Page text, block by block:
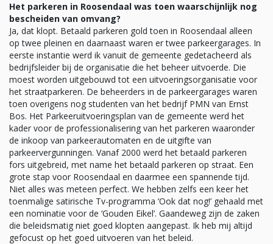
Het parkeren in Roosendaal was toen waarschijnlijk nog
bescheiden van omvang?
Ja, dat klopt. Betaald parkeren gold toen in Roosendaal alleen
op twee pleinen en daarnaast waren er twee parkeergarages. In
eerste instantie werd ik vanuit de gemeente gedetacheerd als
bedrijfsleider bij de organisatie die het beheer uitvoerde. Die
moest worden uitgebouwd tot een uitvoeringsorganisatie voor
het straatparkeren. De beheerders in de parkeergarages waren
toen overigens nog studenten van het bedrijf PMN van Ernst
Bos. Het Parkeeruitvoeringsplan van de gemeente werd het
kader voor de professionalisering van het parkeren waaronder
de inkoop van parkeerautomaten en de uitgifte van
parkeervergunningen. Vanaf 2000 werd het betaald parkeren
fors uitgebreid, met name het betaald parkeren op straat. Een
grote stap voor Roosendaal en daarmee een spannende tijd.
Niet alles was meteen perfect. We hebben zelfs een keer het
toenmalige satirische Tv-programma ‘Ook dat nog!’ gehaald met
een nominatie voor de ‘Gouden Eikel’. Gaandeweg zijn de zaken
die beleidsmatig niet goed klopten aangepast. Ik heb mij altijd
gefocust op het goed uitvoeren van het beleid.